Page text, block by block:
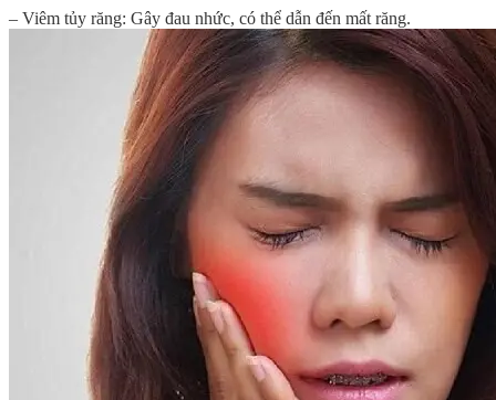
– Viêm tủy răng: Gây đau nhức, có thể dẫn đến mất răng.